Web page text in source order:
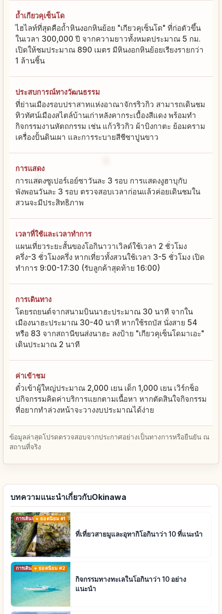
ถ้ำเกียวคุเซ็นโด
ไฮไลท์ที่สุดคือถ้ำหินงอกหินย้อย "เกียวคุเซ็นโด" ที่ก่อตัวขึ้น
ในเวลา 300,000 ปี จากความยาวทั้งหมดประมาณ 5 กม.
เปิดให้ชมประมาณ 890 เมตร มีหินงอกหินย้อยเรียงรายกว่า
1 ล้านชิ้น
ประสบการณ์ทางวัฒนธรรม
ที่ย่านเมืองรอบปราสาทแห่งอาณาจักรริวกิว สามารถเดินชม
ทิวทัศน์เมืองสไตล์บ้านเก่าหลังคากระเบื้องสีแดง พร้อมทำ
กิจกรรมงานหัตถกรรม เช่น แก้วริวกิว ผ้าบิงกาตะ ย้อมคราม
เครื่องปั้นดินเผา และการระบายสีชีซาปูนขาว
การแสดง
การแสดงซูเปอร์เอย์ซาวันละ 3 รอบ การแสดงงูฮาบุกับ
พังพอนวันละ 3 รอบ ตรวจสอบเวลาก่อนแล้วค่อยเดินชมใน
สวนจะมีประสิทธิภาพ
เวลาที่ใช้และเวลาทำการ
แผนเที่ยวระยะสั้นของโอกินาวาเวิลด์ใช้เวลา 2 ชั่วโมง
ครึ่ง-3 ชั่วโมงครึ่ง หากเที่ยวทั้งสวนใช้เวลา 3-5 ชั่วโมง เปิด
ทำการ 9:00-17:30 (รับลูกค้าสุดท้าย 16:00)
การเดินทาง
โดยรถยนต์จากสนามบินนาฮะประมาณ 30 นาที จากใน
เมืองนาฮะประมาณ 30-40 นาที หากใช้รถบัส นั่งสาย 54
หรือ 83 จากสถานีขนส่งนาฮะ ลงป้าย "เกียวคุเซ็นโดมาเอะ"
เดินประมาณ 2 นาที
ค่าเข้าชม
ตั๋วเข้าผู้ใหญ่ประมาณ 2,000 เยน เด็ก 1,000 เยน เวิร์กช็อ
ปกิจกรรมคิดค่าบริการแยกตามเนื้อหา หากตัดสินใจกิจกรรม
ที่อยากทำล่วงหน้าจะวางงบประมาณได้ง่าย
ข้อมูลล่าสุดโปรดตรวจสอบจากประกาศอย่างเป็นทางการหรือยืนยัน ณ
สถานที่จริง
บทความแนะนำเกี่ยวกับOkinawa
การเดินทาง ยอดนิยม #1
ที่เที่ยวสายมูและอุทากิโอกินาว่า 10 ที่แนะนำ
การเดินทางยอดนิยม #2
กิจกรรมทางทะเลในโอกินาว่า 10 อย่าง
แนะนำ